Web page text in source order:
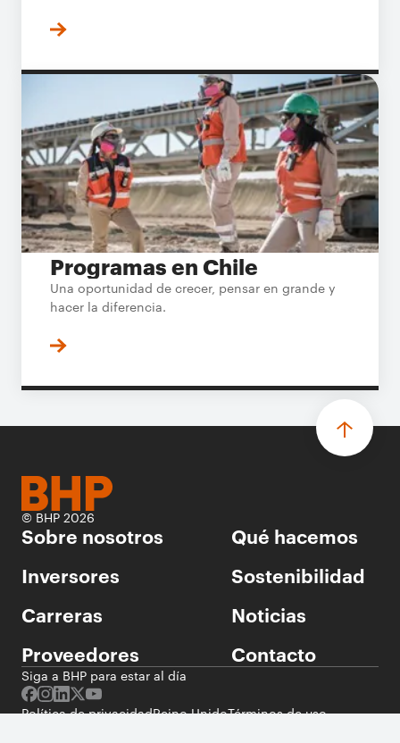
Programas en Chile
Una oportunidad de crecer, pensar en grande y
hacer la diferencia.
© BHP 2026
Sobre nosotros
Qué hacemos
Inversores
Sostenibilidad
Carreras
Noticias
Proveedores
Contacto
Siga a BHP para estar al día
Política de privacidadReino UnidoTérminos de uso